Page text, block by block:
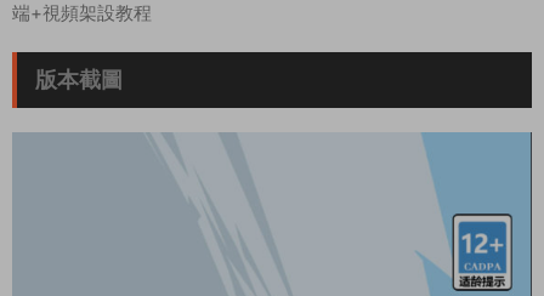
端+視頻架設教程
版本截圖